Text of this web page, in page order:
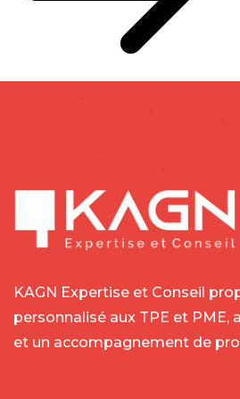
KAGN Expertise et Conseil
personnalisé aux TPE et PME,
et un accompagnement de